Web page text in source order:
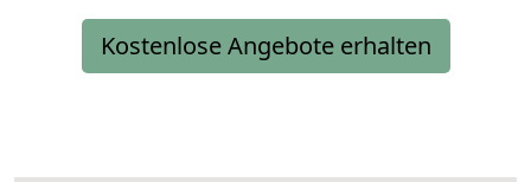
Kostenlose Angebote erhalten